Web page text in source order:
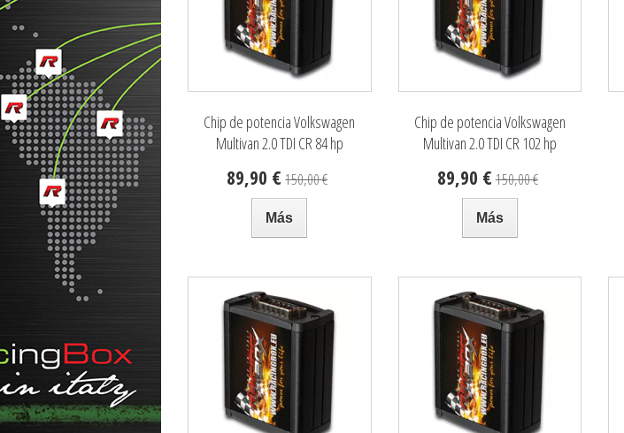
Chip de potencia Volkswagen
Multivan 2.0 TDI CR 84 hp
89,90 € 150,00 €
Más
Chip de potencia Volkswagen
Multivan 2.0 TDI CR 102 hp
89,90 € 150,00 €
Más